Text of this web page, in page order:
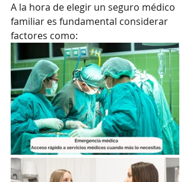
A la hora de elegir un seguro médico
familiar es fundamental considerar
factores como: